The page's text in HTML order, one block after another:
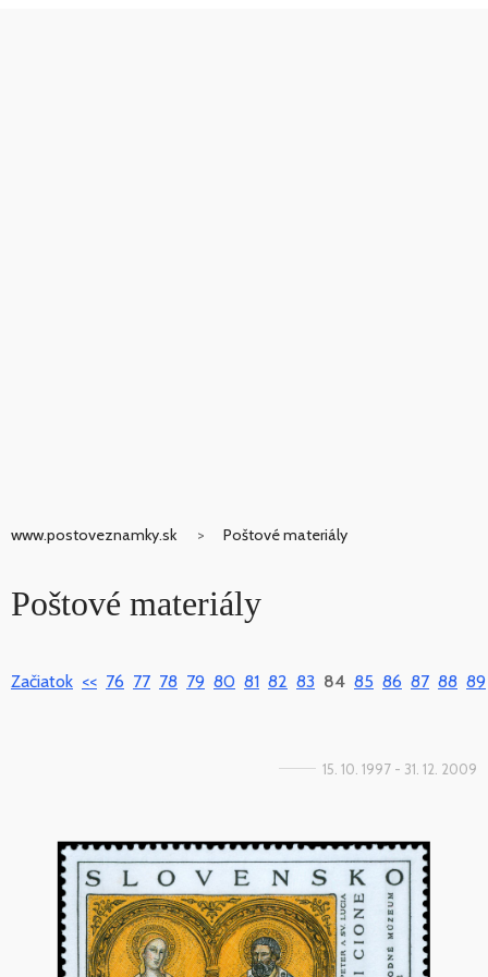
www.postoveznamky.sk Poštové materiály
Poštové materiály
Začiatok << 76 77 78 79 80 81 82 83 84 85 86 87 88 89
15. 10. 1997 - 31. 12. 2009